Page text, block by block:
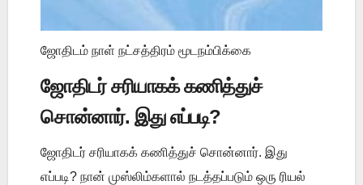
ஜோதிடம் நாள் நட்சத்திரம் மூடநம்பிக்கை
ஜோதிடர் சரியாகக் கணித்துச்
சொன்னார். இது எப்படி?
ஜோதிடர் சரியாகக் கணித்துச் சொன்னார். இது
எப்படி? நான் முஸ்லிம்களால் நடத்தப்படும் ஒரு ரியல்